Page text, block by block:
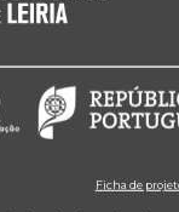
Ficha de